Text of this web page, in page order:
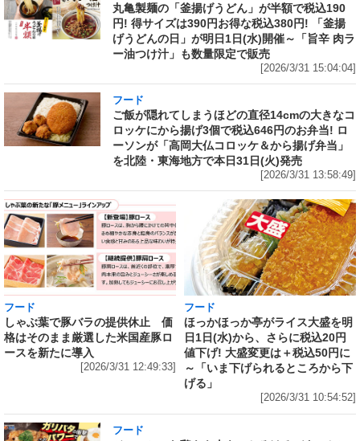
丸亀製麺の「釜揚げうどん」が半額で税込190
円! 得サイズは390円お得な税込380円! 「釜揚
げうどんの日」が明日1日(水)開催～「旨辛 肉ラ
ー油つけ汁」も数量限定で販売
[2026/3/31 15:04:04]
フード
ご飯が隠れてしまうほどの直径14cmの大きなコ
ロッケにから揚げ3個で税込646円のお弁当! ロ
ーソンが「高岡大仏コロッケ＆から揚げ弁当」
を北陸・東海地方で本日31日(火)発売
[2026/3/31 13:58:49]
フード
しゃぶ葉で豚バラの提供休止 価
格はそのまま厳選した米国産豚ロ
ースを新たに導入
[2026/3/31 12:49:33]
フード
ほっかほっか亭がライス大盛を明
日1日(水)から、さらに税込20円
値下げ! 大盛変更は＋税込50円に
～「いま下げられるところから下
げる」
[2026/3/31 10:54:52]
フード